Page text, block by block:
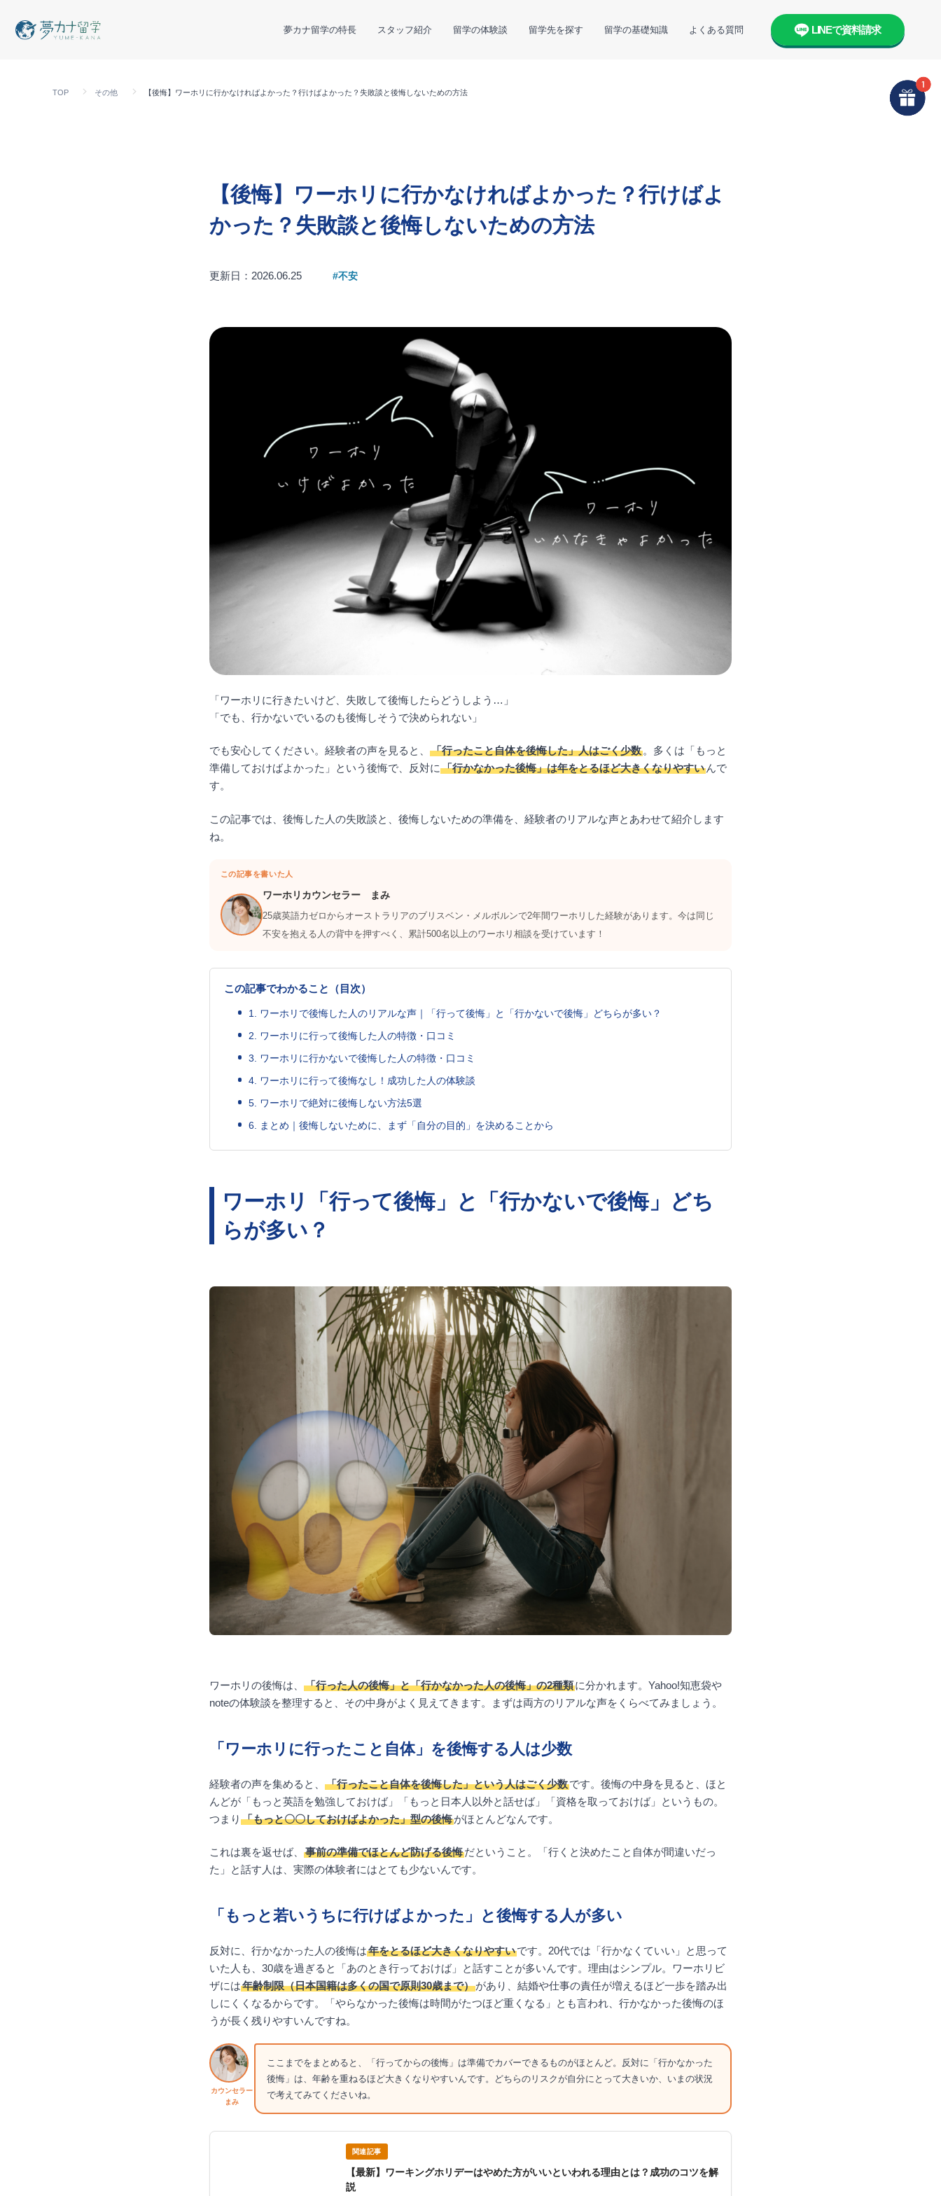
夢カナ留学の特長 スタッフ紹介 留学の体験談 留学先を探す 留学の基礎知識 よくある質問 LINEで資料請求
TOP その他 【後悔】ワーホリに行かなければよかった？行けばよかった？失敗談と後悔しないための方法
【後悔】ワーホリに行かなければよかった？行けばよ
かった？失敗談と後悔しないための方法
更新日：2026.06.25 #不安
「ワーホリに行きたいけど、失敗して後悔したらどうしよう…」
「でも、行かないでいるのも後悔しそうで決められない」
でも安心してください。経験者の声を見ると、 「行ったこと自体を後悔した」人はごく少数。多くは「もっと
準備しておけばよかった」という後悔で、反対に 「行かなかった後悔」は年をとるほど大きくなりやすいんで
す。
この記事では、後悔した人の失敗談と、後悔しないための準備を、経験者のリアルな声とあわせて紹介します
ね。
この記事を書いた人
ワーホリカウンセラー まみ
25歳英語力ゼロからオーストラリアのブリスベン・メルボルンで2年間ワーホリした経験があります。今は同じ
不安を抱える人の背中を押すべく、累計500名以上のワーホリ相談を受けています！
この記事でわかること（目次）
1. ワーホリで後悔した人のリアルな声｜「行って後悔」と「行かないで後悔」どちらが多い？
2. ワーホリに行って後悔した人の特徴・口コミ
3. ワーホリに行かないで後悔した人の特徴・口コミ
4. ワーホリに行って後悔なし！成功した人の体験談
5. ワーホリで絶対に後悔しない方法5選
6. まとめ｜後悔しないために、まず「自分の目的」を決めることから
ワーホリ「行って後悔」と「行かないで後悔」どち
らが多い？
ワーホリの後悔は、 「行った人の後悔」と「行かなかった人の後悔」の2種類に分かれます。Yahoo!知恵袋や
noteの体験談を整理すると、その中身がよく見えてきます。まずは両方のリアルな声をくらべてみましょう。
「ワーホリに行ったこと自体」を後悔する人は少数
経験者の声を集めると、 「行ったこと自体を後悔した」という人はごく少数です。後悔の中身を見ると、ほと
んどが「もっと英語を勉強しておけば」「もっと日本人以外と話せば」「資格を取っておけば」というもの。
つまり 「もっと〇〇しておけばよかった」型の後悔がほとんどなんです。
これは裏を返せば、 事前の準備でほとんど防げる後悔だということ。「行くと決めたこと自体が間違いだっ
た」と話す人は、実際の体験者にはとても少ないんです。
「もっと若いうちに行けばよかった」と後悔する人が多い
反対に、行かなかった人の後悔は年をとるほど大きくなりやすいです。20代では「行かなくていい」と思って
いた人も、30歳を過ぎると「あのとき行っておけば」と話すことが多いんです。理由はシンプル。ワーホリビ
ザには年齢制限（日本国籍は多くの国で原則30歳まで）があり、結婚や仕事の責任が増えるほど一歩を踏み出
しにくくなるからです。「やらなかった後悔は時間がたつほど重くなる」とも言われ、行かなかった後悔のほ
うが長く残りやすいんですね。
カウンセラー
まみ
ここまでをまとめると、「行ってからの後悔」は準備でカバーできるものがほとんど。反対に「行かなかった
後悔」は、年齢を重ねるほど大きくなりやすいんです。どちらのリスクが自分にとって大きいか、いまの状況
で考えてみてくださいね。
関連記事
【最新】ワーキングホリデーはやめた方がいいといわれる理由とは？成功のコツを解
説